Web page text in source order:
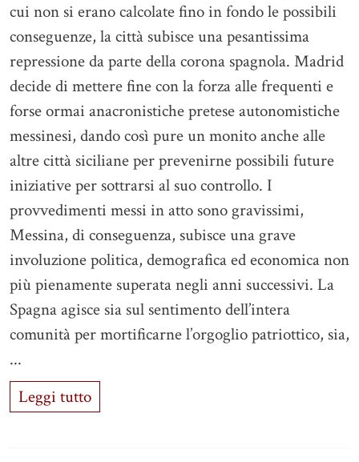
cui non si erano calcolate fino in fondo le possibili
conseguenze, la città subisce una pesantissima
repressione da parte della corona spagnola. Madrid
decide di mettere fine con la forza alle frequenti e
forse ormai anacronistiche pretese autonomistiche
messinesi, dando così pure un monito anche alle
altre città siciliane per prevenirne possibili future
iniziative per sottrarsi al suo controllo. I
provvedimenti messi in atto sono gravissimi,
Messina, di conseguenza, subisce una grave
involuzione politica, demografica ed economica non
più pienamente superata negli anni successivi. La
Spagna agisce sia sul sentimento dell’intera
comunità per mortificarne l’orgoglio patriottico, sia,
...
Leggi tutto